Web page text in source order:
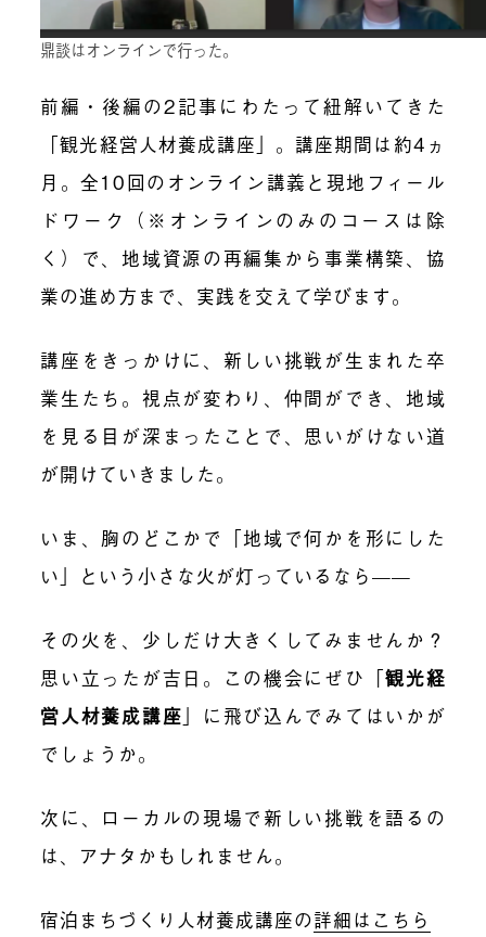
鼎談はオンラインで行った。
前編・後編の2記事にわたって紐解いてきた
「観光経営人材養成講座」。講座期間は約4ヵ
月。全10回のオンライン講義と現地フィール
ドワーク（※オンラインのみのコースは除
く）で、地域資源の再編集から事業構築、協
業の進め方まで、実践を交えて学びます。
講座をきっかけに、新しい挑戦が生まれた卒
業生たち。視点が変わり、仲間ができ、地域
を見る目が深まったことで、思いがけない道
が開けていきました。
いま、胸のどこかで「地域で何かを形にした
い」という小さな火が灯っているなら——
その火を、少しだけ大きくしてみませんか？
思い立ったが吉日。この機会にぜひ「観光経
営人材養成講座 」に飛び込んでみてはいかが
でしょうか。
次に、ローカルの現場で新しい挑戦を語るの
は、アナタかもしれません。
宿泊まちづくり人材養成講座の詳細はこちら